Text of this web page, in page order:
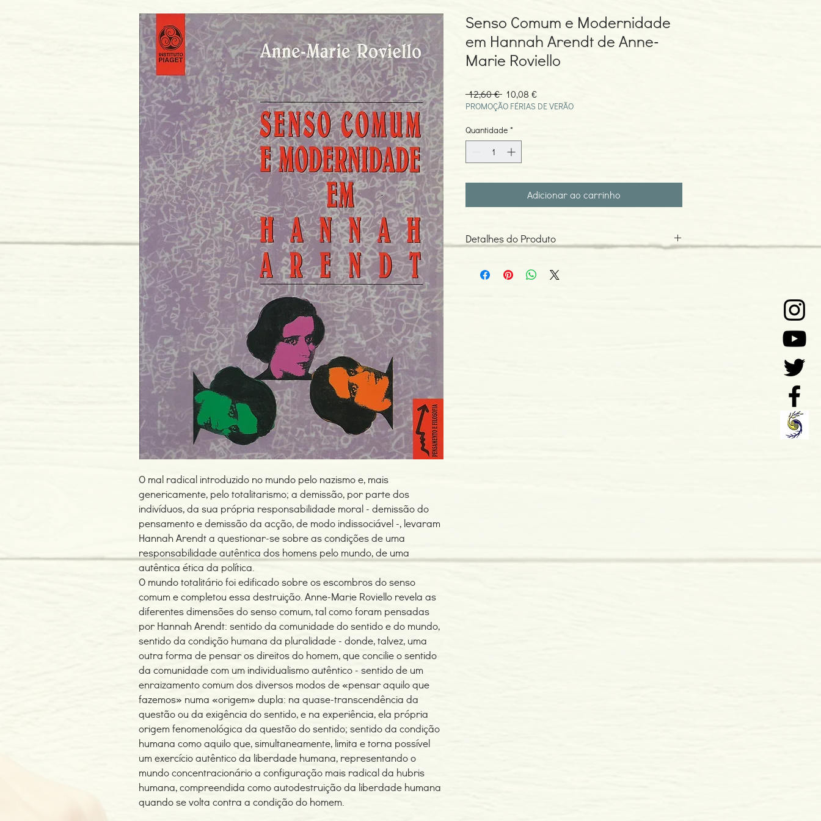
O mal radical introduzido no mundo pelo nazismo e, mais
genericamente, pelo totalitarismo; a demissão, por parte dos
indivíduos, da sua própria responsabilidade moral - demissão do
pensamento e demissão da acção, de modo indissociável -, levaram
Hannah Arendt a questionar-se sobre as condições de uma
responsabilidade autêntica dos homens pelo mundo, de uma
autêntica ética da política.
O mundo totalitário foi edificado sobre os escombros do senso
comum e completou essa destruição. Anne-Marie Roviello revela as
diferentes dimensões do senso comum, tal como foram pensadas
por Hannah Arendt: sentido da comunidade do sentido e do mundo,
sentido da condição humana da pluralidade - donde, talvez, uma
outra forma de pensar os direitos do homem, que concilie o sentido
da comunidade com um individualismo autêntico - sentido de um
enraizamento comum dos diversos modos de «pensar aquilo que
fazemos» numa «origem» dupla: na quase-transcendência da
questão ou da exigência do sentido, e na experiência, ela própria
origem fenomenológica da questão do sentido; sentido da condição
humana como aquilo que, simultaneamente, limita e torna possível
um exercício autêntico da liberdade humana, representando o
mundo concentracionário a configuração mais radical da hubris
humana, compreendida como autodestruição da liberdade humana
quando se volta contra a condição do homem.
Senso Comum e Modernidade
em Hannah Arendt de Anne-
Marie Roviello
12,60 € Preço
normal
10,08 €Preço
promocional
PROMOÇÃO FÉRIAS DE VERÃO
Quantidade *
Adicionar ao carrinho
Detalhes do Produto
ISBN: 9789728407810